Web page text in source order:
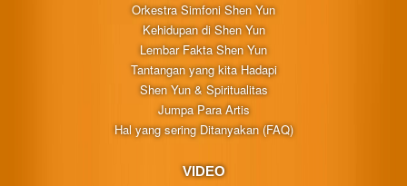
Orkestra Simfoni Shen Yun
Kehidupan di Shen Yun
Lembar Fakta Shen Yun
Tantangan yang kita Hadapi
Shen Yun & Spiritualitas
Jumpa Para Artis
Hal yang sering Ditanyakan (FAQ)
VIDEO